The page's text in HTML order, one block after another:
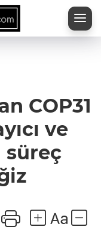
COP31
ve
süreç